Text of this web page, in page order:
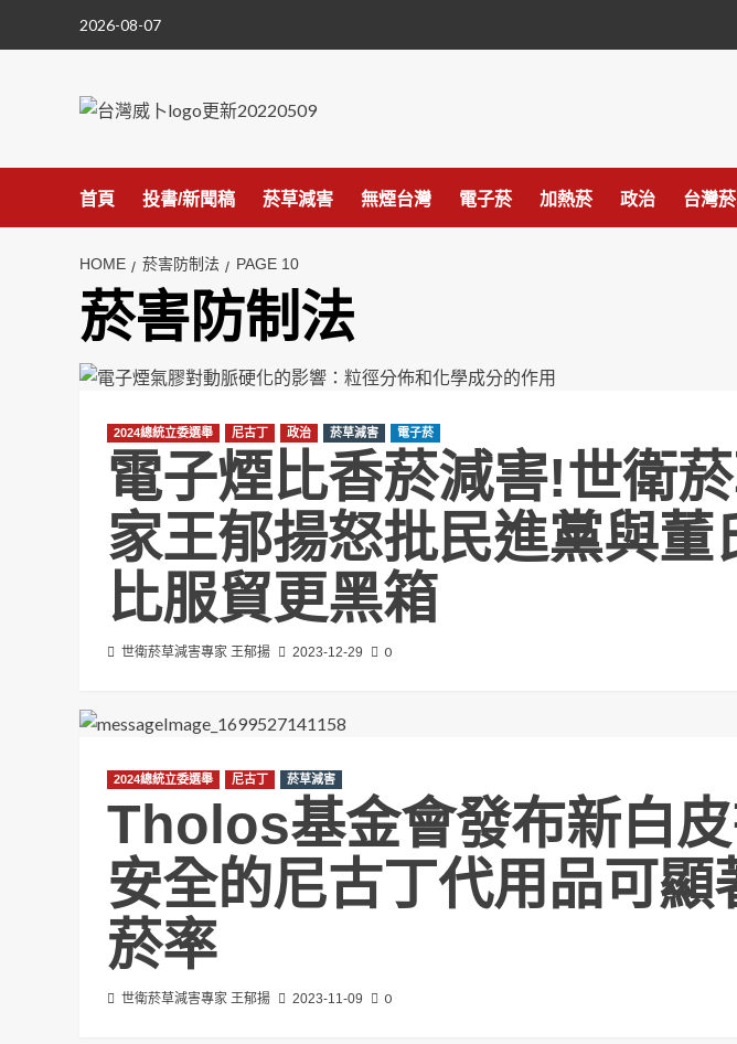
2026-08-07
首頁 投書/新聞稿 菸草減害 無煙台灣 電子菸 加熱菸 政治 台灣
HOME 菸害防制法 PAGE 10
菸害防制法
2024總統立委選舉 尼古丁 政治 菸草減害 電子菸
電子煙比香菸減害!世衛
家王郁揚怒批民進黨與董
比服貿更黑箱
世衛菸草減害專家 王郁揚 2023-12-29 0
2024總統立委選舉 尼古丁 菸草減害
Tholos基金會發布新白
安全的尼古丁代用品可顯
菸率
世衛菸草減害專家 王郁揚 2023-11-09 0